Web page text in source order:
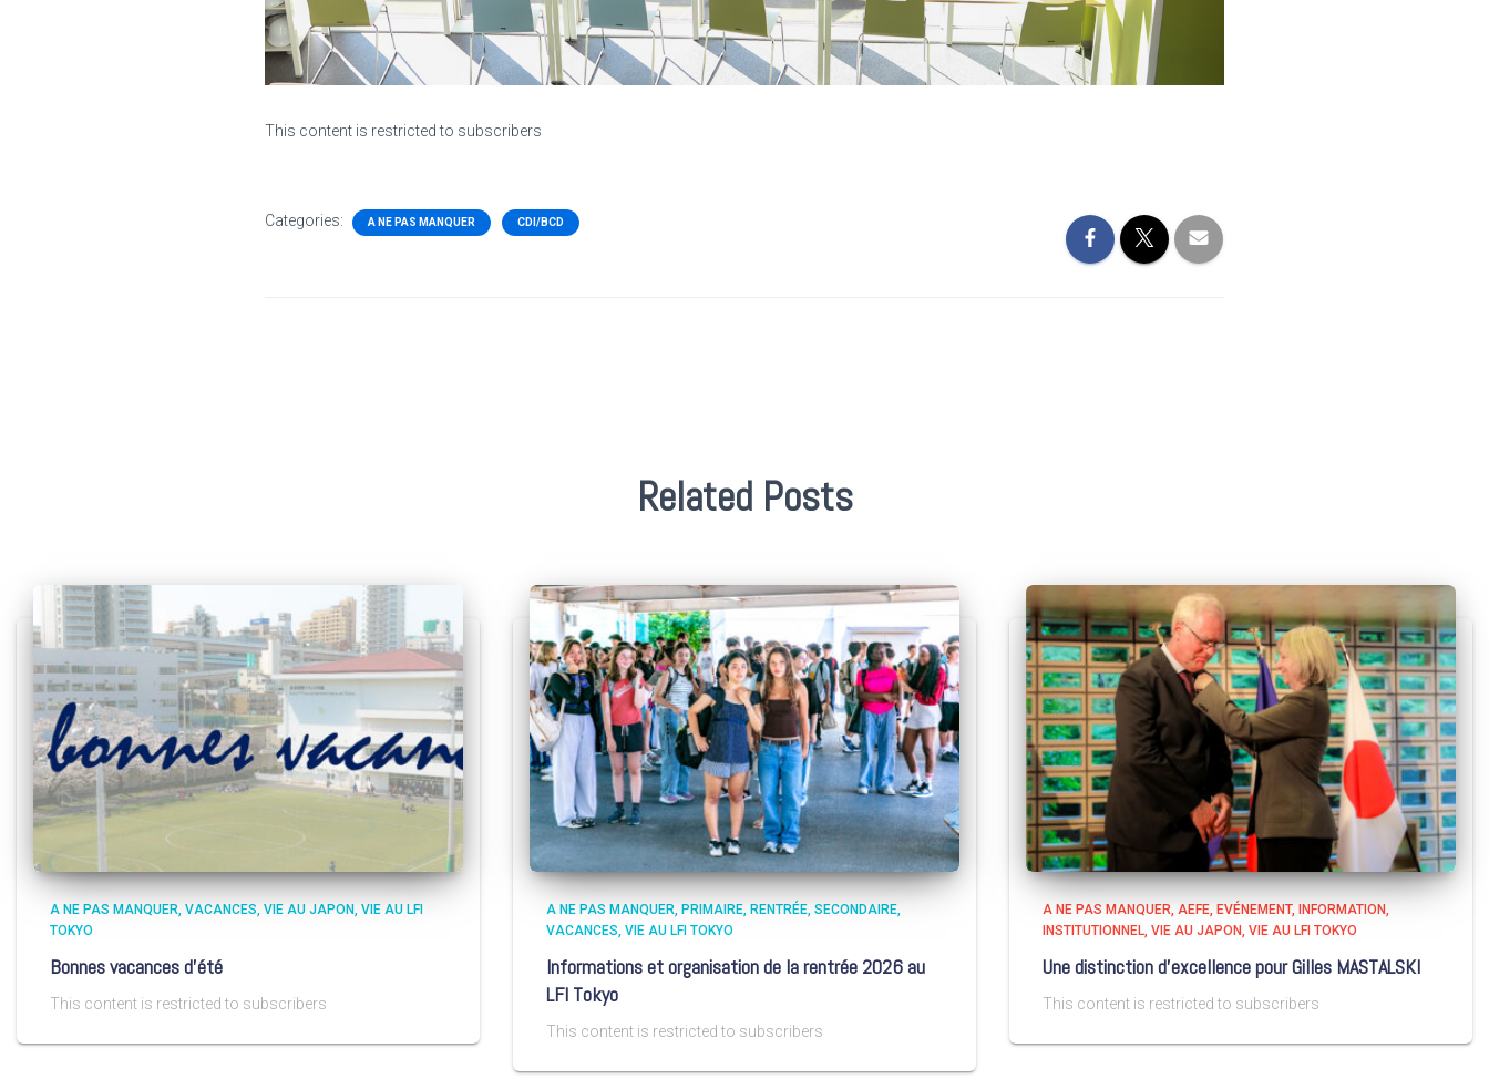
This content is restricted to subscribers
Categories: A NE PAS MANQUER CDI/BCD
Related Posts
A NE PAS MANQUER VACANCES VIE AU JAPON VIE AU LFI
TOKYO
Bonnes vacances d’été
This content is restricted to subscribers
A NE PAS MANQUER PRIMAIRE RENTRÉE SECONDAIRE
VACANCES VIE AU LFI TOKYO
Informations et organisation de la rentrée 2026 au
LFI Tokyo
This content is restricted to subscribers
A NE PAS MANQUER AEFE EVÉNEMENT
INFORMATION
INSTITUTIONNEL VIE AU JAPON VIE AU LFI TOKYO
Une distinction d’excellence pour Gilles MASTALSKI
This content is restricted to subscribers